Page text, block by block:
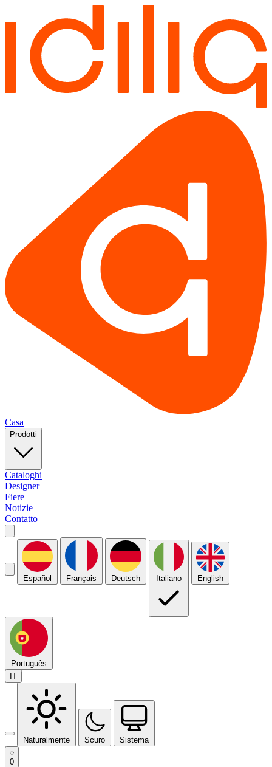
Casa
Prodotti
Cataloghi
Designer
Fiere
Notizie
Contatto
Español Français Deutsch Italiano English
Português
IT
Naturalmente Scuro Sistema
0